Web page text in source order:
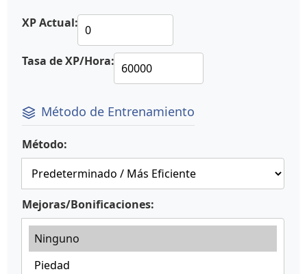
XP Actual:
Tasa de XP/Hora:
Método de Entrenamiento
Método:
Mejoras/Bonificaciones: